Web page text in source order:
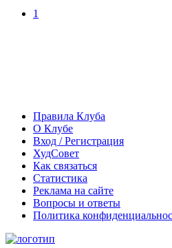
1
Правила Клуба
О Клубе
Вход / Регистрация
ХудСовет
Как связаться
Статистика
Реклама на сайте
Вопросы и ответы
Политика